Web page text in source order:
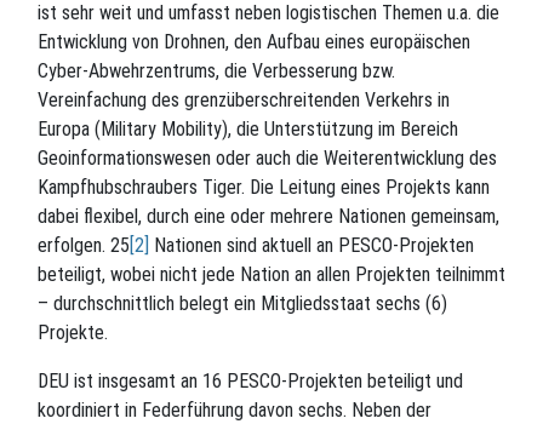
ist sehr weit und umfasst neben logistischen Themen u.a. die
Entwicklung von Drohnen, den Aufbau eines europäischen
Cyber-Abwehrzentrums, die Verbesserung bzw.
Vereinfachung des grenzüberschreitenden Verkehrs in
Europa (Military Mobility), die Unterstützung im Bereich
Geoinformationswesen oder auch die Weiterentwicklung des
Kampfhubschraubers Tiger. Die Leitung eines Projekts kann
dabei flexibel, durch eine oder mehrere Nationen gemeinsam,
erfolgen. 25 [2]
Nationen sind aktuell an PESCO-Projekten
beteiligt, wobei nicht jede Nation an allen Projekten teilnimmt
– durchschnittlich belegt ein Mitgliedsstaat sechs (6)
Projekte.
DEU ist insgesamt an 16 PESCO-Projekten beteiligt und
koordiniert in Federführung davon sechs. Neben der